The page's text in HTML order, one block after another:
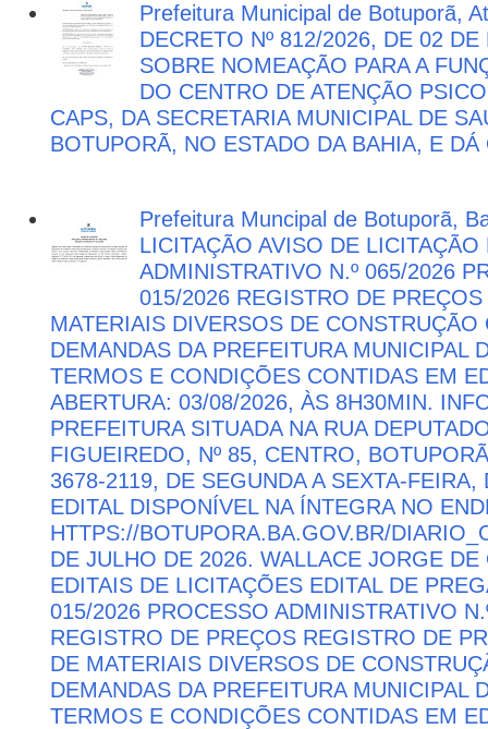
Prefeitura Municipal de Botuporã,
DECRETO Nº 812/2026, DE 02
SOBRE NOMEAÇÃO PARA A
DO CENTRO DE ATENÇÃO
CAPS, DA SECRETARIA MUNICIPAL DE
BOTUPORÃ, NO ESTADO DA BAHIA, E
Prefeitura Muncipal de Botuporã,
LICITAÇÃO AVISO DE LICITAÇÃO
ADMINISTRATIVO N.º 065/2026
015/2026 REGISTRO DE
MATERIAIS DIVERSOS DE CONSTRUÇÃO
DEMANDAS DA PREFEITURA MUNICIPAL
TERMOS E CONDIÇÕES CONTIDAS EM
ABERTURA: 03/08/2026, ÀS 8H30MIN.
PREFEITURA SITUADA NA RUA
FIGUEIREDO, Nº 85, CENTRO,
3678-2119, DE SEGUNDA A SEXTA-
EDITAL DISPONÍVEL NA ÍNTEGRA NO
HTTPS://BOTUPORA.BA.GOV.BR/
DE JULHO DE 2026. WALLACE JORGE
EDITAIS DE LICITAÇÕES EDITAL DE
015/2026 PROCESSO ADMINISTRATIVO
REGISTRO DE PREÇOS REGISTRO DE
DE MATERIAIS DIVERSOS DE
DEMANDAS DA PREFEITURA MUNICIPAL
TERMOS E CONDIÇÕES CONTIDAS EM